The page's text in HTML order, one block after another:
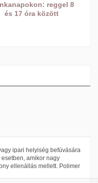
reggel 8
és 17 óra között
ipari helyiség befúvására
amikor nagy
ellenállás mellett. Polimer